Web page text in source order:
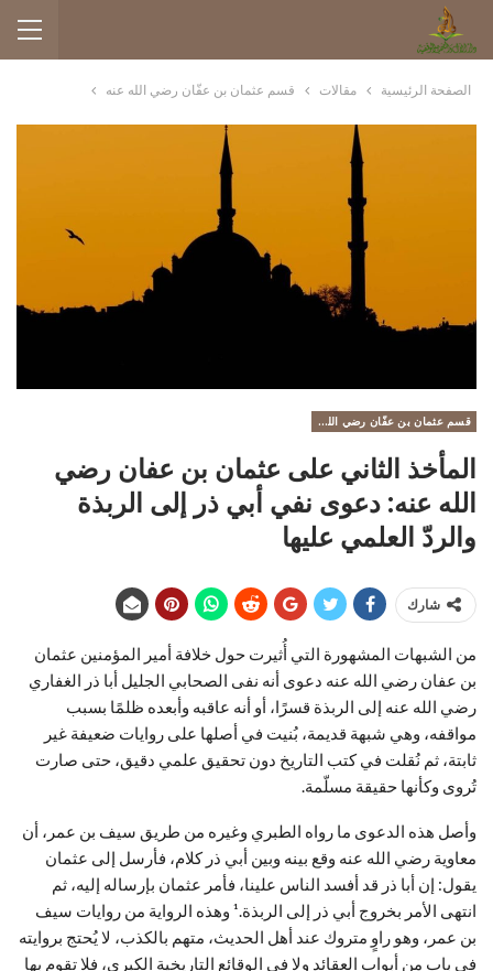
الصفحة الرئيسية مقالات قسم عثمان بن عفّان رضي الله عنه
قسم عثمان بن عفّان رضي الله عنه
المأخذ الثاني على عثمان بن عفان رضي
الله عنه: دعوى نفي أبي ذر إلى الربذة
والردّ العلمي عليها
شارك
من الشبهات المشهورة التي أُثيرت حول خلافة أمير المؤمنين عثمان
بن عفان رضي الله عنه دعوى أنه نفى الصحابي الجليل أبا ذر الغفاري
رضي الله عنه إلى الربذة قسرًا، أو أنه عاقبه وأبعده ظلمًا بسبب
مواقفه، وهي شبهة قديمة، بُنيت في أصلها على روايات ضعيفة غير
ثابتة، ثم نُقلت في كتب التاريخ دون تحقيق علمي دقيق، حتى صارت
تُروى وكأنها حقيقة مسلّمة.
وأصل هذه الدعوى ما رواه الطبري وغيره من طريق سيف بن عمر، أن
معاوية رضي الله عنه وقع بينه وبين أبي ذر كلام، فأرسل إلى عثمان
يقول: إن أبا ذر قد أفسد الناس علينا، فأمر عثمان بإرساله إليه، ثم
انتهى الأمر بخروج أبي ذر إلى الربذة.¹ وهذه الرواية من روايات سيف
بن عمر، وهو راوٍ متروك عند أهل الحديث، متهم بالكذب، لا يُحتج بروايته
في باب من أبواب العقائد ولا في الوقائع التاريخية الكبرى، فلا تقوم بها